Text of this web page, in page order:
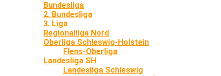
Bundesliga
2. Bundesliga
3. Liga
Regionalliga Nord
Oberliga Schleswig-Holstein
Flens-Oberliga
Landesliga SH
Landesliga Schleswig